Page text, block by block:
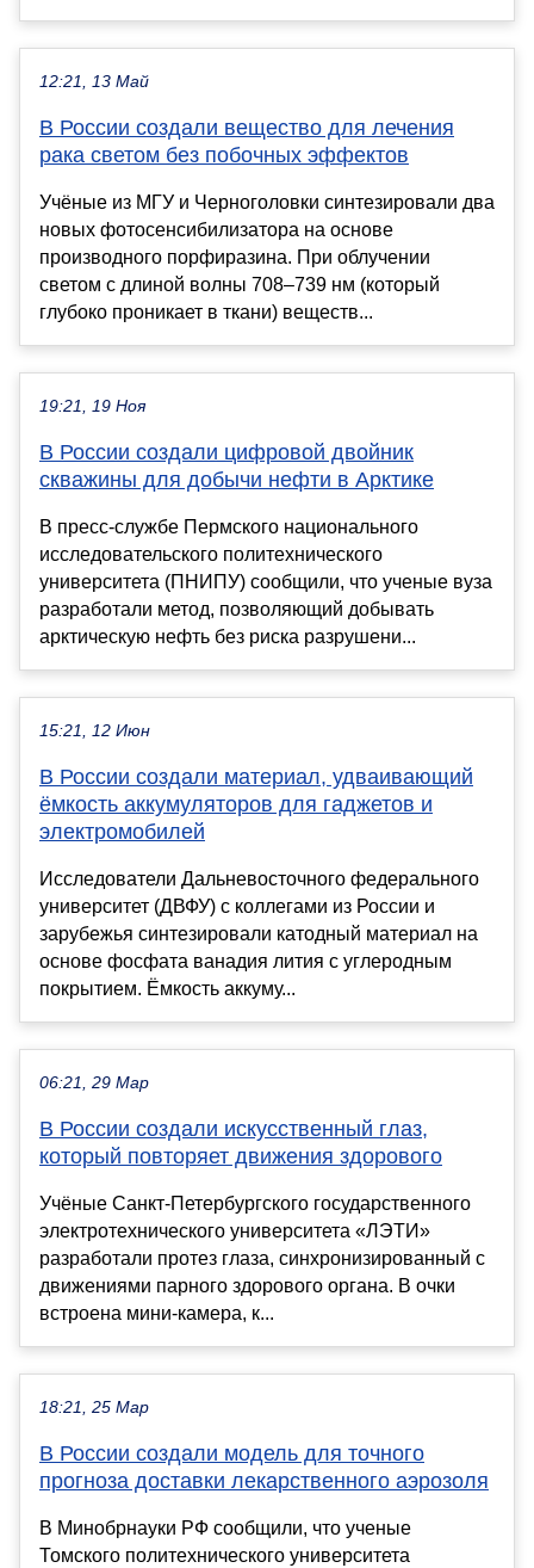
12:21, 13 Май
В России создали вещество для лечения
рака светом без побочных эффектов
Учёные из МГУ и Черноголовки синтезировали два
новых фотосенсибилизатора на основе
производного порфиразина. При облучении
светом с длиной волны 708–739 нм (который
глубоко проникает в ткани) веществ...
19:21, 19 Ноя
В России создали цифровой двойник
скважины для добычи нефти в Арктике
В пресс-службе Пермского национального
исследовательского политехнического
университета (ПНИПУ) сообщили, что ученые вуза
разработали метод, позволяющий добывать
арктическую нефть без риска разрушени...
15:21, 12 Июн
В России создали материал, удваивающий
ёмкость аккумуляторов для гаджетов и
электромобилей
Исследователи Дальневосточного федерального
университет (ДВФУ) с коллегами из России и
зарубежья синтезировали катодный материал на
основе фосфата ванадия лития с углеродным
покрытием. Ёмкость аккуму...
06:21, 29 Мар
В России создали искусственный глаз,
который повторяет движения здорового
Учёные Санкт-Петербургского государственного
электротехнического университета «ЛЭТИ»
разработали протез глаза, синхронизированный с
движениями парного здорового органа. В очки
встроена мини-камера, к...
18:21, 25 Мар
В России создали модель для точного
прогноза доставки лекарственного аэрозоля
В Минобрнауки РФ сообщили, что ученые
Томского политехнического университета